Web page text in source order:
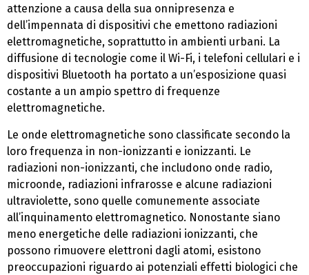
attenzione a causa della sua onnipresenza e
dell’impennata di dispositivi che emettono radiazioni
elettromagnetiche, soprattutto in ambienti urbani. La
diffusione di tecnologie come il Wi-Fi, i telefoni cellulari e i
dispositivi Bluetooth ha portato a un’esposizione quasi
costante a un ampio spettro di frequenze
elettromagnetiche.
Le onde elettromagnetiche sono classificate secondo la
loro frequenza in non-ionizzanti e ionizzanti. Le
radiazioni non-ionizzanti, che includono onde radio,
microonde, radiazioni infrarosse e alcune radiazioni
ultraviolette, sono quelle comunemente associate
all’inquinamento elettromagnetico. Nonostante siano
meno energetiche delle radiazioni ionizzanti, che
possono rimuovere elettroni dagli atomi, esistono
preoccupazioni riguardo ai potenziali effetti biologici che